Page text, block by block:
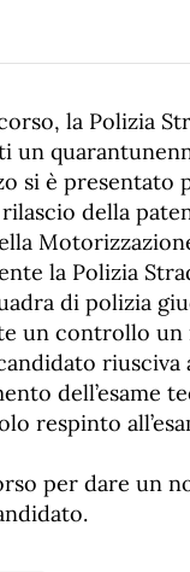
la Polizia
si è presentato
della
la Polizia
di polizia
un controllo
riusciva
dell’esame
respinto
per dare un